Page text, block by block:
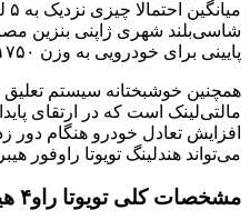
شاسی‌بلند شهری ژاپنی بنزین
پایینی برای خودرویی به وزن ۱۷۵۰ کیلوگرم است.
همچنین خوشبختانه سیستم
مالتی‌لینک است که در ارتقای
افزایش تعادل خودرو هنگام دور
می‌تواند هندلینگ تویوتا راوفور
مشخصات کلی تویوتا راو۴ هیبریدی